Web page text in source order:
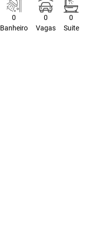
0
Banheiro
0
Vagas
0
Suite